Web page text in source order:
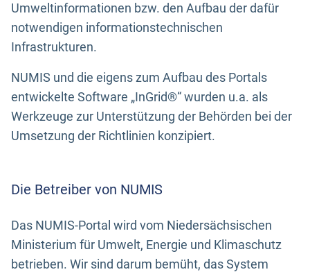
Umweltinformationen bzw. den Aufbau der dafür
notwendigen informationstechnischen
Infrastrukturen.
NUMIS und die eigens zum Aufbau des Portals
entwickelte Software „InGrid®“ wurden u.a. als
Werkzeuge zur Unterstützung der Behörden bei der
Umsetzung der Richtlinien konzipiert.
Die Betreiber von NUMIS
Das NUMIS-Portal wird vom Niedersächsischen
Ministerium für Umwelt, Energie und Klimaschutz
betrieben. Wir sind darum bemüht, das System